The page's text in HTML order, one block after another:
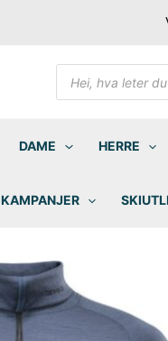
Products
search
DAME HERRE
KAMPANJER